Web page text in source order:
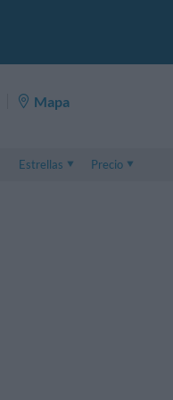
Mapa
Estrellas
Precio